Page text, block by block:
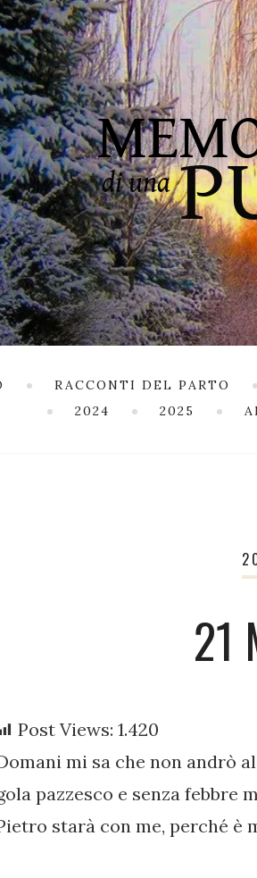
RACCONTI DEL PARTO
2024
2025
21
Post Views: 1.420
mi sa che non andrò
pazzesco e senza febbre
starà con me, perché è